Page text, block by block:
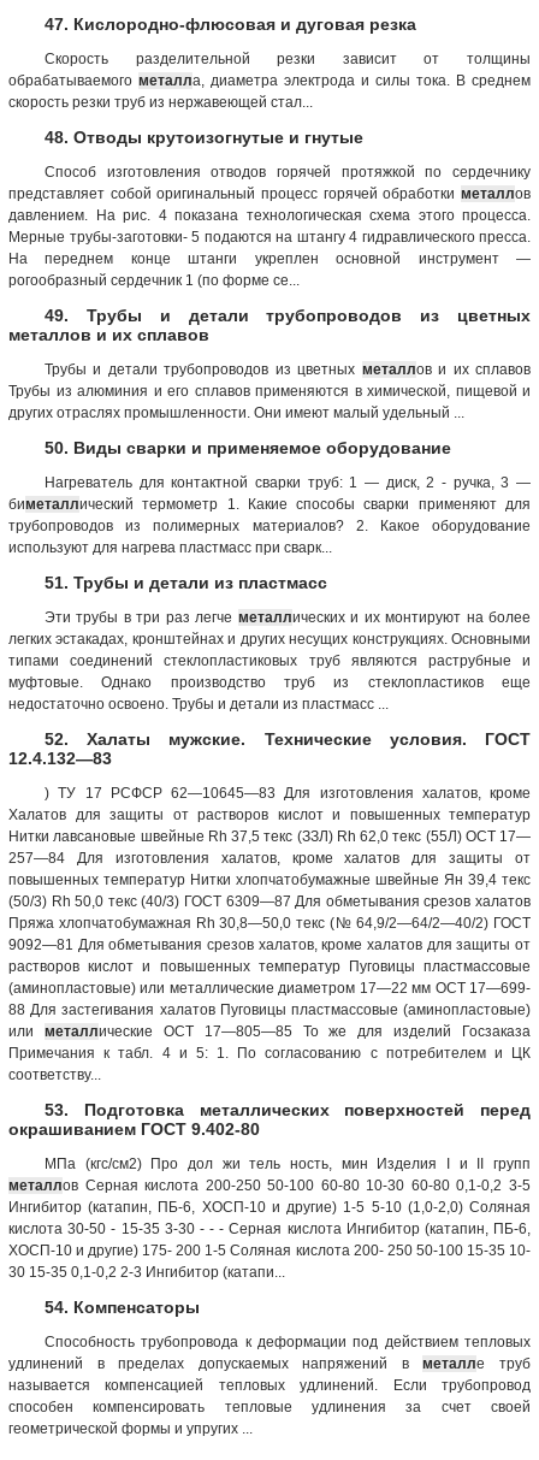
47. Кислородно-флюсовая и дуговая резка
Скорость разделительной резки зависит от толщины
обрабатываемого металла, диаметра электрода и силы тока. В среднем
скорость резки труб из нержавеющей стал...
48. Отводы крутоизогнутые и гнутые
Способ изготовления отводов горячей протяжкой по сердечнику
представляет собой оригинальный процесс горячей обработки металлов
давлением. На рис. 4 показана технологическая схема этого процесса.
Мерные трубы-заготовки- 5 подаются на штангу 4 гидравлического пресса.
На переднем конце штанги укреплен основной инструмент —
рогообразный сердечник 1 (по форме се...
49. Трубы и детали трубопроводов из цветных
металлов и их сплавов
Трубы и детали трубопроводов из цветных металлов и их сплавов
Трубы из алюминия и его сплавов применяются в химической, пищевой и
других отраслях промышленности. Они имеют малый удельный ...
50. Виды сварки и применяемое оборудование
Нагреватель для контактной сварки труб: 1 — диск, 2 - ручка, 3 —
биметаллический термометр 1. Какие способы сварки применяют для
трубопроводов из полимерных материалов? 2. Какое оборудование
используют для нагрева пластмасс при сварк...
51. Трубы и детали из пластмасс
Эти трубы в три раз легче металлических и их монтируют на более
легких эстакадах, кронштейнах и других несущих конструкциях. Основными
типами соединений стеклопластиковых труб являются раструбные и
муфтовые. Однако производство труб из стеклопластиков еще
недостаточно освоено. Трубы и детали из пластмасс ...
52. Халаты мужские. Технические условия. ГОСТ
12.4.132—83
) ТУ 17 РСФСР 62—10645—83 Для изготовления халатов, кроме
Халатов для защиты от растворов кислот и повышенных температур
Нитки лавсановые швейные Rh 37,5 текс (ЗЗЛ) Rh 62,0 текс (55Л) ОСТ 17—
257—84 Для изготовления халатов, кроме халатов для защиты от
повышенных температур Нитки хлопчатобумажные швейные Ян 39,4 текс
(50/3) Rh 50,0 текс (40/3) ГОСТ 6309—87 Для обметывания срезов халатов
Пряжа хлопчатобумажная Rh 30,8—50,0 текс (№ 64,9/2—64/2—40/2) ГОСТ
9092—81 Для обметывания срезов халатов, кроме халатов для за­щиты от
растворов кислот и повышенных температур Пуговицы пластмассо­вые
(аминопластовые) или металлические диаметром 17—22 мм ОСТ 17—699-
88 Для застегивания халатов Пуговицы пластмассовые (аминопластовые)
или металлические ОСТ 17—805—85 То же для изделий Госзака­за
Примечания к табл. 4 и 5: 1. По согласованию с потребителем и ЦК
соответству...
53. Подготовка металлических поверхностей перед
окрашиванием ГОСТ 9.402-80
МПа (кгс/см2) Про дол жи тель ность, мин Изделия I и II групп
металлов Серная кислота 200-250 50-100 60-80 10-30 60-80 0,1-0,2 3-5
Ингибитор (катапин, ПБ-6, ХОСП-10 и другие) 1-5 5-10 (1,0-2,0) Соляная
кислота 30-50 - 15-35 3-30 - - - Серная кислота Ингибитор (катапин, ПБ-6,
ХОСП-10 и другие) 175- 200 1-5 Соляная кислота 200- 250 50-100 15-35 10-
30 15-35 0,1-0,2 2-3 Ингибитор (катапи...
54. Компенсаторы
Способность трубопровода к деформации под действием тепловых
удлинений в пределах допускаемых напряжений вметалле труб
называется компенсацией тепловых удлинений. Если трубопровод
способен компенсировать тепловые удлинения за счет своей
геометрической формы и упругих ...